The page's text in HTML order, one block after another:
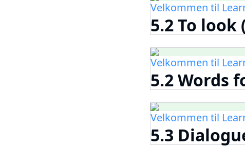
Velkommen til
5.2 To look
Velkommen til
5.2 Words
Velkommen til
5.3